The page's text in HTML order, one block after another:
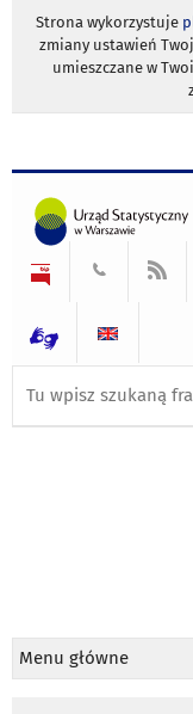
Strona wykorzystuje
zmiany ustawień
umieszczane w
Menu główne